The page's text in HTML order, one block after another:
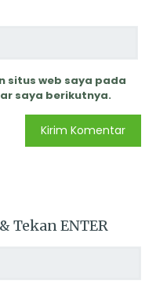
situs web saya pada
saya berikutnya.
Tekan ENTER